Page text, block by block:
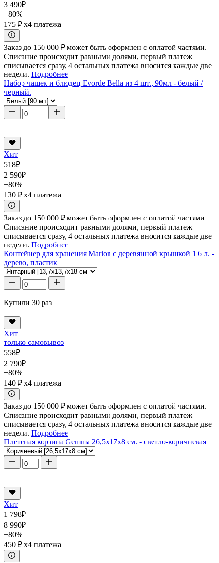
3 490₽
−80%
175 ₽ x4 платежа
Заказ до 150 000 ₽ может быть оформлен с оплатой частями.
Списание происходит равными долями, первый платеж
списывается сразу, 4 остальных платежа вносится каждые две
недели. Подробнее
Набор чашек и блюдец Evorde Bella из 4 шт., 90мл - белый /
черный.
Хит
518₽
2 590₽
−80%
130 ₽ x4 платежа
Заказ до 150 000 ₽ может быть оформлен с оплатой частями.
Списание происходит равными долями, первый платеж
списывается сразу, 4 остальных платежа вносится каждые две
недели. Подробнее
Контейнер для хранения Marion с деревянной крышкой 1,6 л. -
дерево, пластик
Купили 30 раз
Хит
только самовывоз
558₽
2 790₽
−80%
140 ₽ x4 платежа
Заказ до 150 000 ₽ может быть оформлен с оплатой частями.
Списание происходит равными долями, первый платеж
списывается сразу, 4 остальных платежа вносится каждые две
недели. Подробнее
Плетеная корзина Gemma 26,5x17x8 см. - светло-коричневая
Хит
1 798₽
8 990₽
−80%
450 ₽ x4 платежа